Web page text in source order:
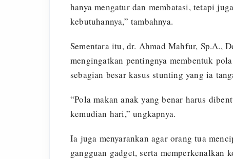
hanya mengatur dan membatasi, tetapi
kebutuhannya,” tambahnya.
Sementara itu, dr. Ahmad Mahfur, Sp.A.,
mengingatkan pentingnya membentuk
sebagian besar kasus stunting yang ia
“Pola makan anak yang benar harus
kemudian hari,” ungkapnya.
Ia juga menyarankan agar orang tua
gangguan gadget, serta